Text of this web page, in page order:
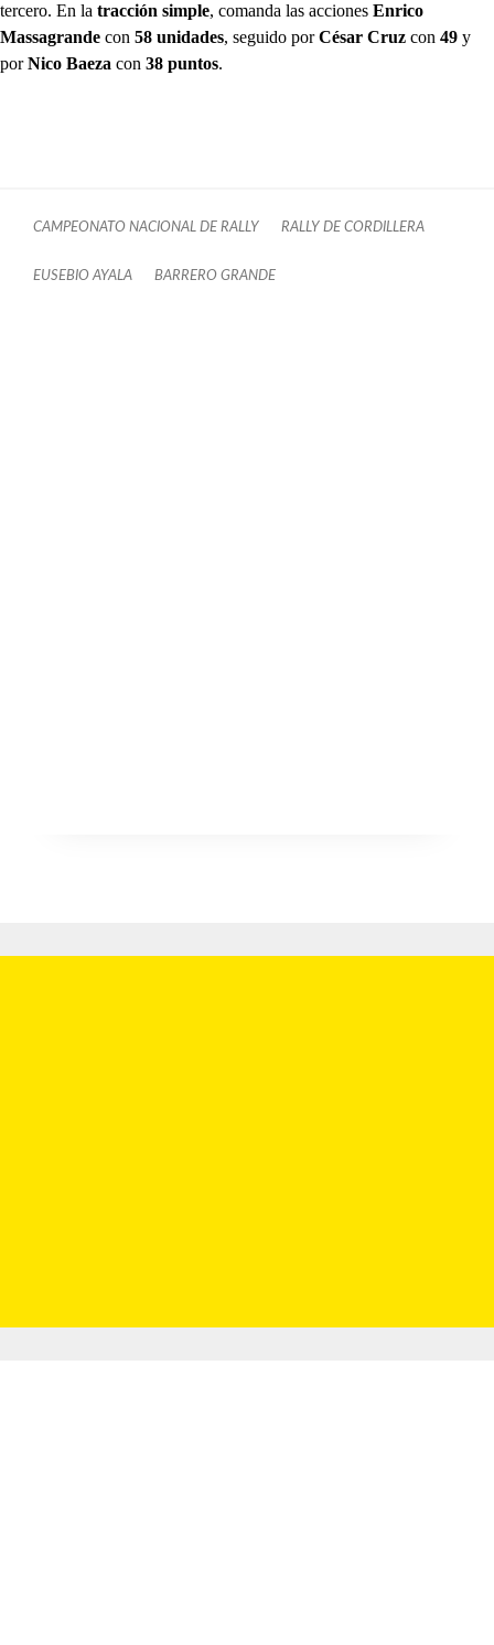
tercero. En la tracción simple, comanda las acciones Enrico
Massagrande con 58 unidades, seguido porCésar Cruz con 49 y
porNico Baeza con 38 puntos.
CAMPEONATO NACIONAL DE RALLY RALLY DE CORDILLERA
EUSEBIO AYALA BARRERO GRANDE